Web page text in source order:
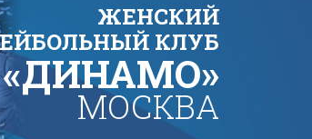
ЖЕНСКИЙ
КЛУБ
«ДИНАМО»
МОСКВА